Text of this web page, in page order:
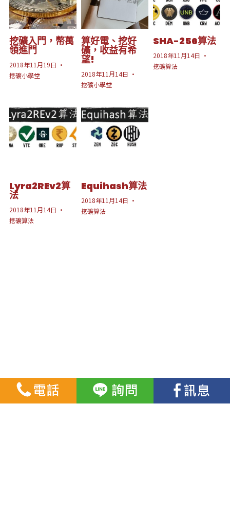
挖礦入門，幣萬
領進門
2018年11月19日 ·
挖礦小學堂
算好電、挖好
礦，收益有希
望!
2018年11月14日 ·
挖礦小學堂
SHA-256算法
2018年11月14日 ·
挖礦算法
Lyra2REv2算
法
2018年11月14日 ·
挖礦算法
Equihash算法
2018年11月14日 ·
挖礦算法